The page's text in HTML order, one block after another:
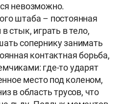
невозможно.
штаба – постоянная
стык, играть в тело,
сопернику занимать
контактная борьба,
где-то ударят
место под коленом,
в область трусов, что